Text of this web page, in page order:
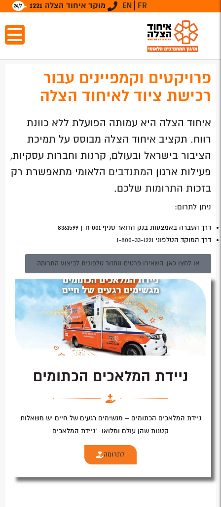
מוקד איחוד הצלה 1221 EN FR
פרויקטים וקמפיינים עבור
רכישת ציוד לאיחוד הצלה
איחוד הצלה היא עמותה הפועלת ללא כוונת
רווח. תקציב איחוד הצלה מבוסס על תמיכת
הציבור בישראל ובעולם, קרנות וחברות עסקיות,
פעילות ארגון המתנדבים הלאומי מתאפשרת רק
בזכות התרומות שלכם.
ניתן לתרום:
דרך העברה באמצעות בנק הדואר סניף 001 ח-ן 8361599
דרך המוקד הטלפוני 1-800-33-1221
או לחצו כאן, השאירו פרטים ונחזור טלפונית לביצוע התרומה
ניידת המלאכים הכתומים
ניידת המלאכים הכתומים – מגשימים רגעים של חיים יש משאלות
קטנות שהן עולם ומלואו. "ניידת המלאכים
לתרומה